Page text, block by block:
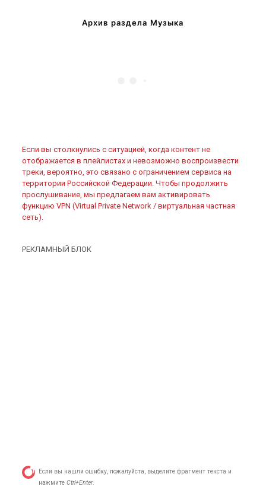
Архив раздела Музыка
Если вы столкнулись с ситуацией, когда контент не
отображается в плейлистах и невозможно воспроизвести
треки, вероятно, это связано с ограничением сервиса на
территории Российской Федерации. Чтобы продолжить
прослушивание, мы предлагаем вам активировать
функцию VPN (Virtual Private Network / виртуальная частная
сеть).
РЕКЛАМНЫЙ БЛОК
Если вы нашли ошибку, пожалуйста, выделите фрагмент текста и
нажмите Ctrl+Enter.